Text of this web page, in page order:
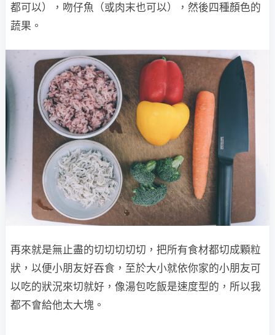
都可以），吻仔魚（或肉末也可以），然後四種顏色的
蔬果。
再來就是無止盡的切切切切切，把所有食材都切成顆粒
狀，以便小朋友好吞食，至於大小就依你家的小朋友可
以吃的狀況來切就好，像湯包吃飯是速度型的，所以我
都不會給他太大塊。